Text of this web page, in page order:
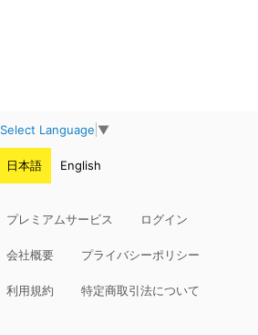
Select Language ▼
日本語 English
プレミアムサービス ログイン
会社概要 プライバシーポリシー
利用規約 特定商取引法について